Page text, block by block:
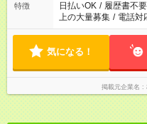
特徴 日払いOK / 履歴書不要
上の大量募集 / 電話対
気になる！
掲載元企業名